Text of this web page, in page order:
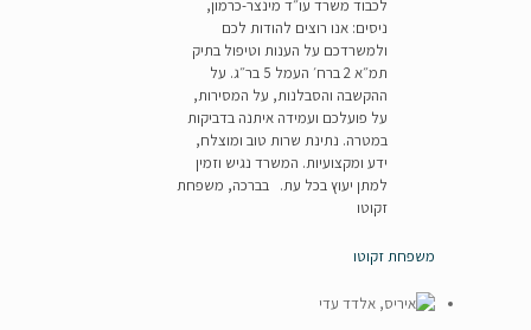
לכבוד משרד עו״ד מינצר-כרמון,
ניסים: אנו רוצים להודות לכם
ולמשרדכם על הענות וטיפול בתיק
תמ״א 2 ברח׳ העמל 5 בר״ג. על
ההקשבה והסבלנות, על המסירות,
על פועלכם ועמידה איתנה בדביקות
במטרה. נתינת שרות טוב ומוצלח,
ידע ומקצועיות. המשרד נגיש וזמין
למתן יעוץ בכל עת. בברכה, משפחת
זקוטו
משפחת זקוטו